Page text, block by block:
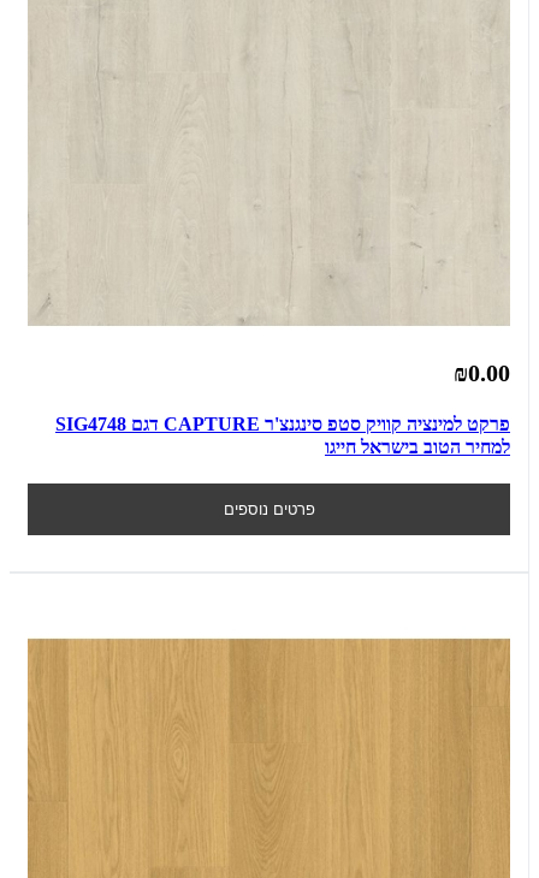
₪0.00
פרקט למינציה קוויק סטפ סינגנצ'ר CAPTURE דגם SIG4748
למחיר הטוב בישראל חייגו
פרטים נוספים